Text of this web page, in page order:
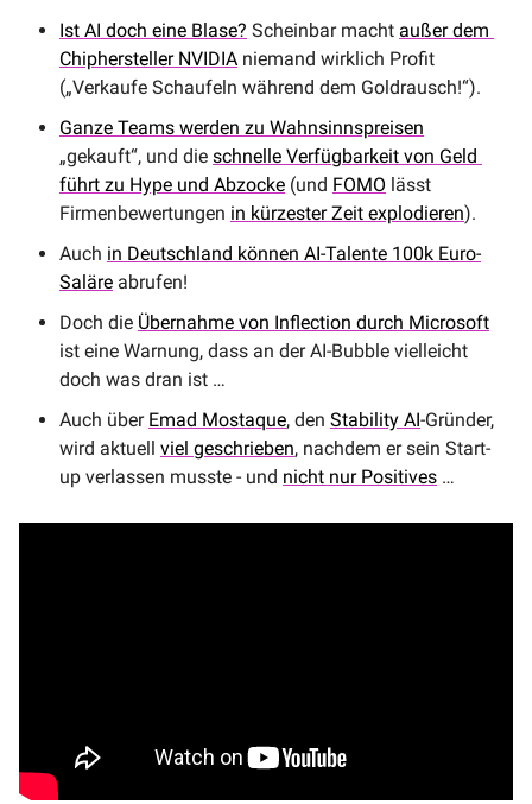
Ist AI doch eine Blase? Scheinbar macht außer dem
Chiphersteller NVIDIA niemand wirklich Profit
(„Verkaufe Schaufeln während dem Goldrausch!“).
Ganze Teams werden zu Wahnsinnspreisen
„gekauft“, und die schnelle Verfügbarkeit von Geld
führt zu Hype und Abzocke (und FOMO lässt
Firmenbewertungen in kürzester Zeit explodieren).
Auch in Deutschland können AI-Talente 100k Euro-
Saläre abrufen!
Doch die Übernahme von Inflection durch Microsoft
ist eine Warnung, dass an der AI-Bubble vielleicht
doch was dran ist …
Auch über Emad Mostaque, den Stability AI-Gründer,
wird aktuell viel geschrieben, nachdem er sein Start-
up verlassen musste - und nicht nur Positives …